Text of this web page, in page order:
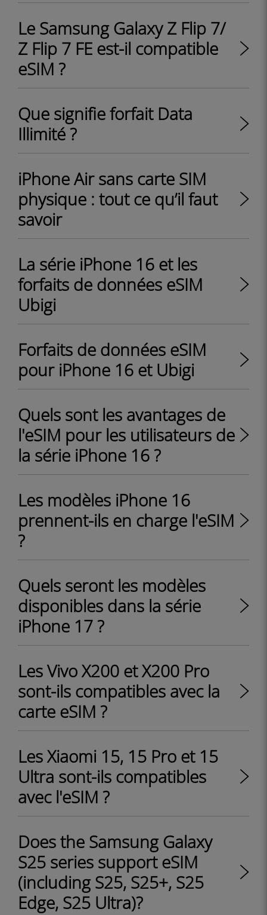
Le Samsung Galaxy Z Flip 7/
Z Flip 7 FE est-il compatible
eSIM ?
Que signifie forfait Data
Illimité ?
iPhone Air sans carte SIM
physique : tout ce qu’il faut
savoir
La série iPhone 16 et les
forfaits de données eSIM
Ubigi
Forfaits de données eSIM
pour iPhone 16 et Ubigi
Quels sont les avantages de
l'eSIM pour les utilisateurs de
la série iPhone 16 ?
Les modèles iPhone 16
prennent-ils en charge l'eSIM
?
Quels seront les modèles
disponibles dans la série
iPhone 17 ?
Les Vivo X200 et X200 Pro
sont-ils compatibles avec la
carte eSIM ?
Les Xiaomi 15, 15 Pro et 15
Ultra sont-ils compatibles
avec l'eSIM ?
Does the Samsung Galaxy
S25 series support eSIM
(including S25, S25+, S25
Edge, S25 Ultra)?